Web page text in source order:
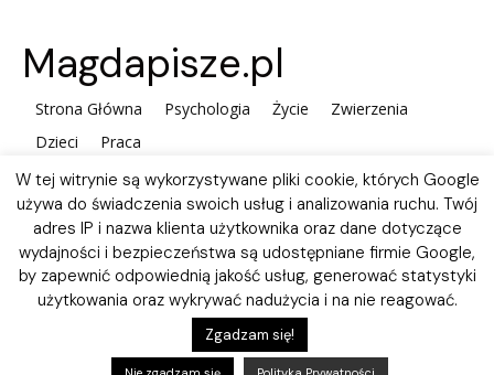
Magdapisze.pl
Strona Główna Psychologia Życie
Zwierzenia
Dzieci
Praca
W tej witrynie są wykorzystywane pliki cookie, których Google
używa do świadczenia swoich usług i analizowania ruchu. Twój
adres IP i nazwa klienta użytkownika oraz dane dotyczące
wydajności i bezpieczeństwa są udostępniane firmie Google,
by zapewnić odpowiednią jakość usług, generować statystyki
użytkowania oraz wykrywać nadużycia i na nie reagować.
Zgadzam się!